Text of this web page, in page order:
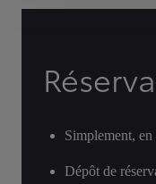
Simplement, en
Dépôt de